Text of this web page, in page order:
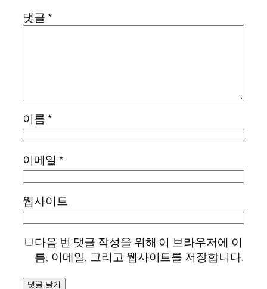
댓글*
이름*
이메일 *
웹사이트
다음 번 댓글 작성을 위해 이 브라우저에 이
름, 이메일, 그리고 웹사이트를 저장합니다.